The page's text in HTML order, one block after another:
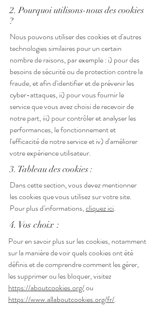
2. Pourquoi utilisons-nous des cookies
?
Nous pouvons utiliser des cookies et d'autres
technologies similaires pour un certain
nombre de raisons, par exemple : i) pour des
besoins de sécurité ou de protection contre la
fraude, et afin d'identifier et de prévenir les
cyber-attaques, ii) pour vous fournir le
service que vous avez choisi de recevoir de
notre part, iii) pour contrôler et analyser les
performances, le fonctionnement et
l'efficacité de notre service et iv) d'améliorer
votre expérience utilisateur.
3. Tableau des cookies :
Dans cette section, vous devez mentionner
les cookies que vous utilisez sur votre site.
Pour plus d'informations,cliquez ici.
4. Vos choix :
Pour en savoir plus sur les cookies, notamment
sur la manière de voir quels cookies ont été
définis et de comprendre comment les gérer,
les supprimer ou les bloquer, visitez
https://aboutcookies.org/ou
https://www.allaboutcookies.org/fr/.